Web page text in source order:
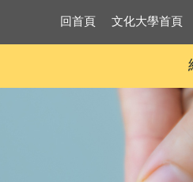
回首頁 文化大學首頁